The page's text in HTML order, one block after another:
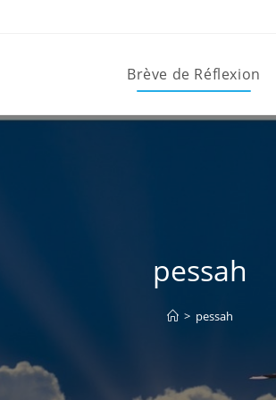
Brève de Réflexion
pessah
> pessah